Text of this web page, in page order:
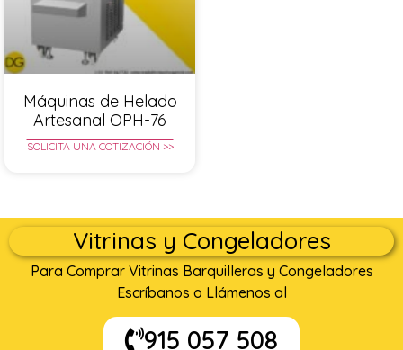
Máquinas de Helado
Artesanal OPH-76
SOLICITA UNA COTIZACIÓN >>
Vitrinas y Congeladores
Para Comprar Vitrinas Barquilleras y Congeladores
Escríbanos o Llámenos al
915 057 508